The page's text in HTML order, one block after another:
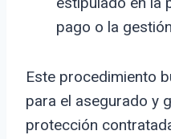
pago o la
Este procedimiento
para el asegurado y
protección